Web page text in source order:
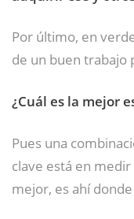
Por último, en
de un buen trabajo
¿Cuál es la mejor
Pues una
clave está en
mejor, es ahí